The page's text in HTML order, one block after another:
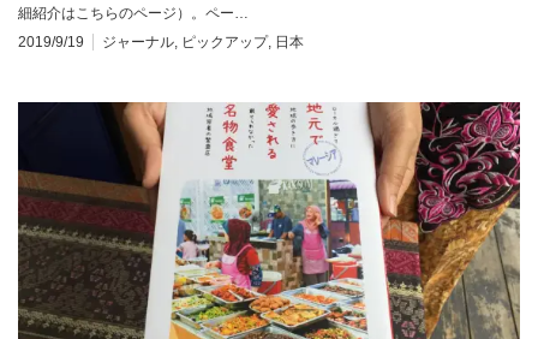
細紹介はこちらのページ）。ペー…
2019/9/19
ジャーナル ピックアップ, 日本